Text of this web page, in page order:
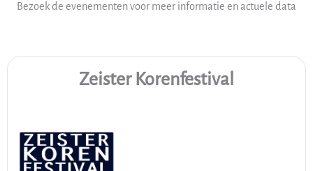
Bezoek de evenementen voor meer informatie en actuele data
Zeister Korenfestival